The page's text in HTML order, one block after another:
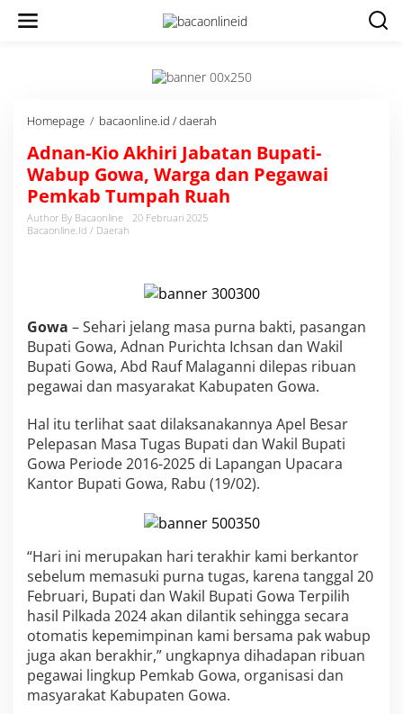
Homepage / bacaonline.id / daerah
n
a
n
-
h
r
i
J
a
b
t
a
n
B
u
a
i
-
W
a
b
u
p
G
w
Adnan-Kio Akhiri Jabatan Bupati-
Wabup Gowa, Warga dan Pegawai
Pemkab Tumpah Ruah
Author By Bacaonline
20 Februari 2025
Bacaonline.id / Daerah
Gowa – Sehari jelang masa purna bakti, pasangan
Bupati Gowa, Adnan Purichta Ichsan dan Wakil
Bupati Gowa, Abd Rauf Malaganni dilepas ribuan
pegawai dan masyarakat Kabupaten Gowa.
Hal itu terlihat saat dilaksanakannya Apel Besar
Pelepasan Masa Tugas Bupati dan Wakil Bupati
Gowa Periode 2016-2025 di Lapangan Upacara
Kantor Bupati Gowa, Rabu (19/02).
“Hari ini merupakan hari terakhir kami berkantor
sebelum memasuki purna tugas, karena tanggal 20
Februari, Bupati dan Wakil Bupati Gowa Terpilih
hasil Pilkada 2024 akan dilantik sehingga secara
otomatis kepemimpinan kami bersama pak wabup
juga akan berakhir,” ungkapnya dihadapan ribuan
pegawai lingkup Pemkab Gowa, organisasi dan
masyarakat Kabupaten Gowa.